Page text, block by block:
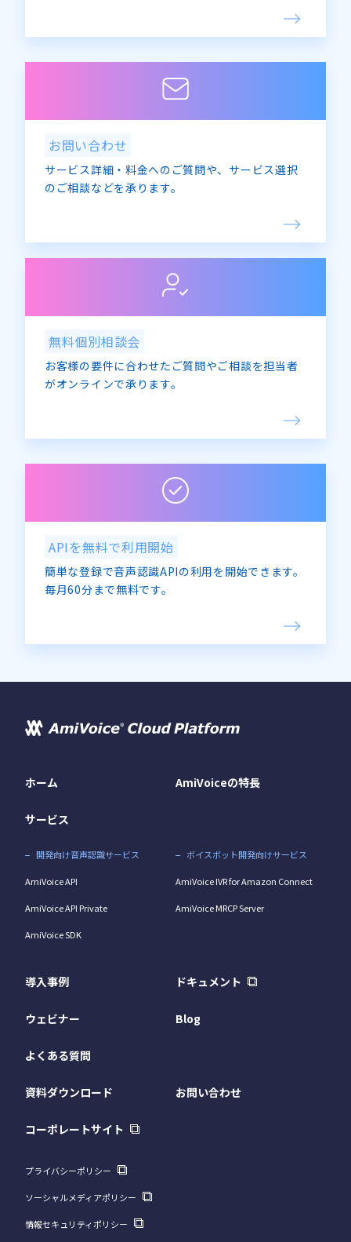
お問い合わせ
サービス詳細・料金へのご質問や、サービス選択
のご相談などを承ります。
無料個別相談会
お客様の要件に合わせたご質問やご相談を担当者
がオンラインで承ります。
APIを無料で利用開始
簡単な登録で音声認識APIの利用を開始できます。
毎月60分まで無料です。
ホーム AmiVoiceの特長
サービス
開発向け音声認識サービス
AmiVoice API
AmiVoice API Private
AmiVoice SDK
ボイスボット開発向けサービス
AmiVoice IVR for Amazon Connect
AmiVoice MRCP Server
導入事例 ドキュメント
ウェビナー Blog
よくある質問
資料ダウンロード お問い合わせ
コーポレートサイト
プライバシーポリシー
ソーシャルメディアポリシー
情報セキュリティポリシー